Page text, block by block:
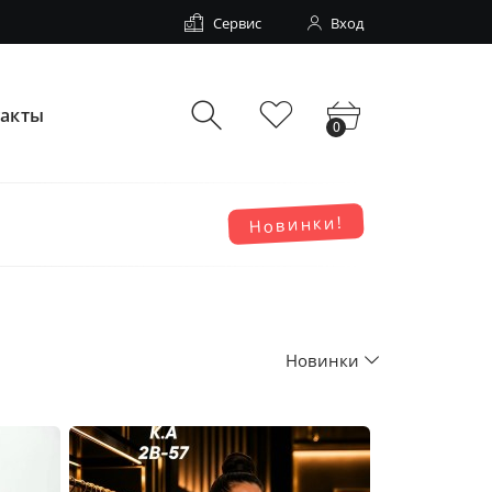
Сервис Вход
0
Новинки!
Новинки